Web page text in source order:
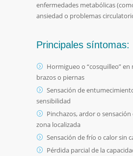
enfermedades metabólicas
ansiedad o problemas
Principales síntomas:
Hormigueo o “cosquilleo” en
brazos o piernas
Sensación de
sensibilidad
Pinchazos, ardor o
zona localizada
Sensación de frío o calor sin
Pérdida parcial de la